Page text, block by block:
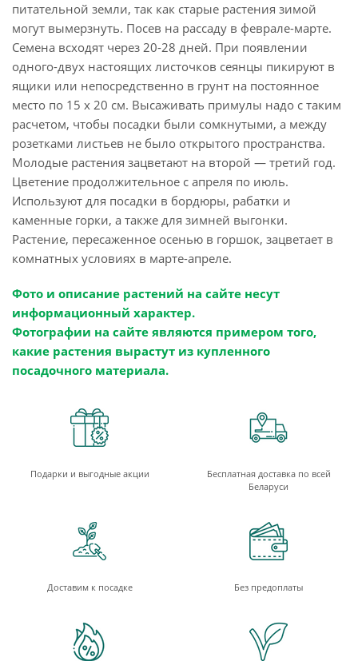
питательной земли, так как старые растения зимой
могут вымерзнуть. Посев на рассаду в феврале-марте.
Семена всходят через 20-28 дней. При появлении
одного-двух настоящих листочков сеянцы пикируют в
ящики или непосредственно в грунт на постоянное
место по 15 х 20 см. Высаживать примулы надо с таким
расчетом, чтобы посадки были сомкнутыми, а между
розетками листьев не было открытого пространства.
Молодые растения зацветают на второй — третий год.
Цветение продолжительное с апреля по июль.
Используют для посадки в бордюры, рабатки и
каменные горки, а также для зимней выгонки.
Растение, пересаженное осенью в горшок, зацветает в
комнатных условиях в марте-апреле.
Фото и описание растений на сайте несут
информационный характер.
Фотографии на сайте являются примером того,
какие растения вырастут из купленного
посадочного материала.
Подарки и выгодные акции
Бесплатная доставка по всей
Беларуси
Доставим к посадке Без предоплаты